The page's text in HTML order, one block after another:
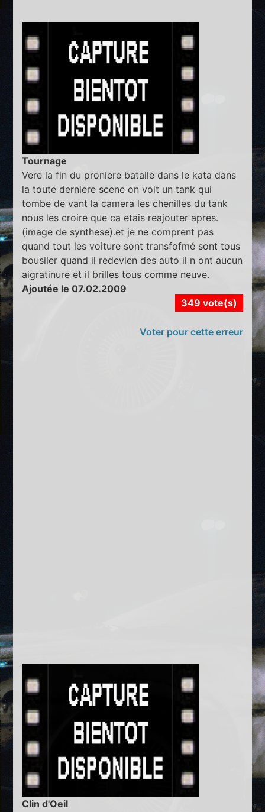
Tournage
Vere la fin du proniere bataile dans le kata dans
la toute derniere scene on voit un tank qui
tombe de vant la camera les chenilles du tank
nous les croire que ca etais reajouter apres.
(image de synthese).et je ne comprent pas
quand tout les voiture sont transfofmé sont tous
bousiler quand il redevien des auto il n ont aucun
aigratinure et il brilles tous comme neuve.
Ajoutée le 07.02.2009
349 vote(s)
Voter pour cette erreur
Clin d'Oeil